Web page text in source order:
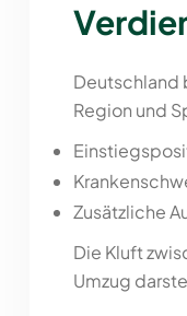
Deutschland
Region und
Zusätzliche
Die Kluft
Umzug